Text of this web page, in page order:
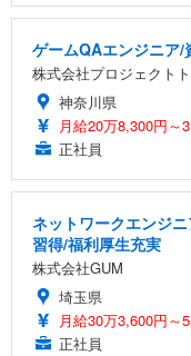
ゲームQAエンジニア/
株式会社プロジェクト
神奈川県
月給20万8,300円～
正社員
ネットワークエンジ
習得/福利厚生充実
株式会社GUM
埼玉県
月給30万3,600円～
正社員